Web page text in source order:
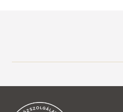
Hadtudományi Doktori Iskola
Katonai Műszaki Doktori Iskola
Hadtudományi Szemle
Kari Tudományos Diákkör